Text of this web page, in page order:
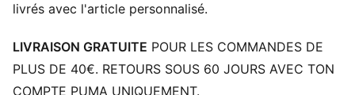
livrés avec l'article personnalisé.
LIVRAISON GRATUITE POUR LES COMMANDES DE
PLUS DE 40€. RETOURS SOUS 60 JOURS AVEC TON
COMPTE PUMA UNIQUEMENT.